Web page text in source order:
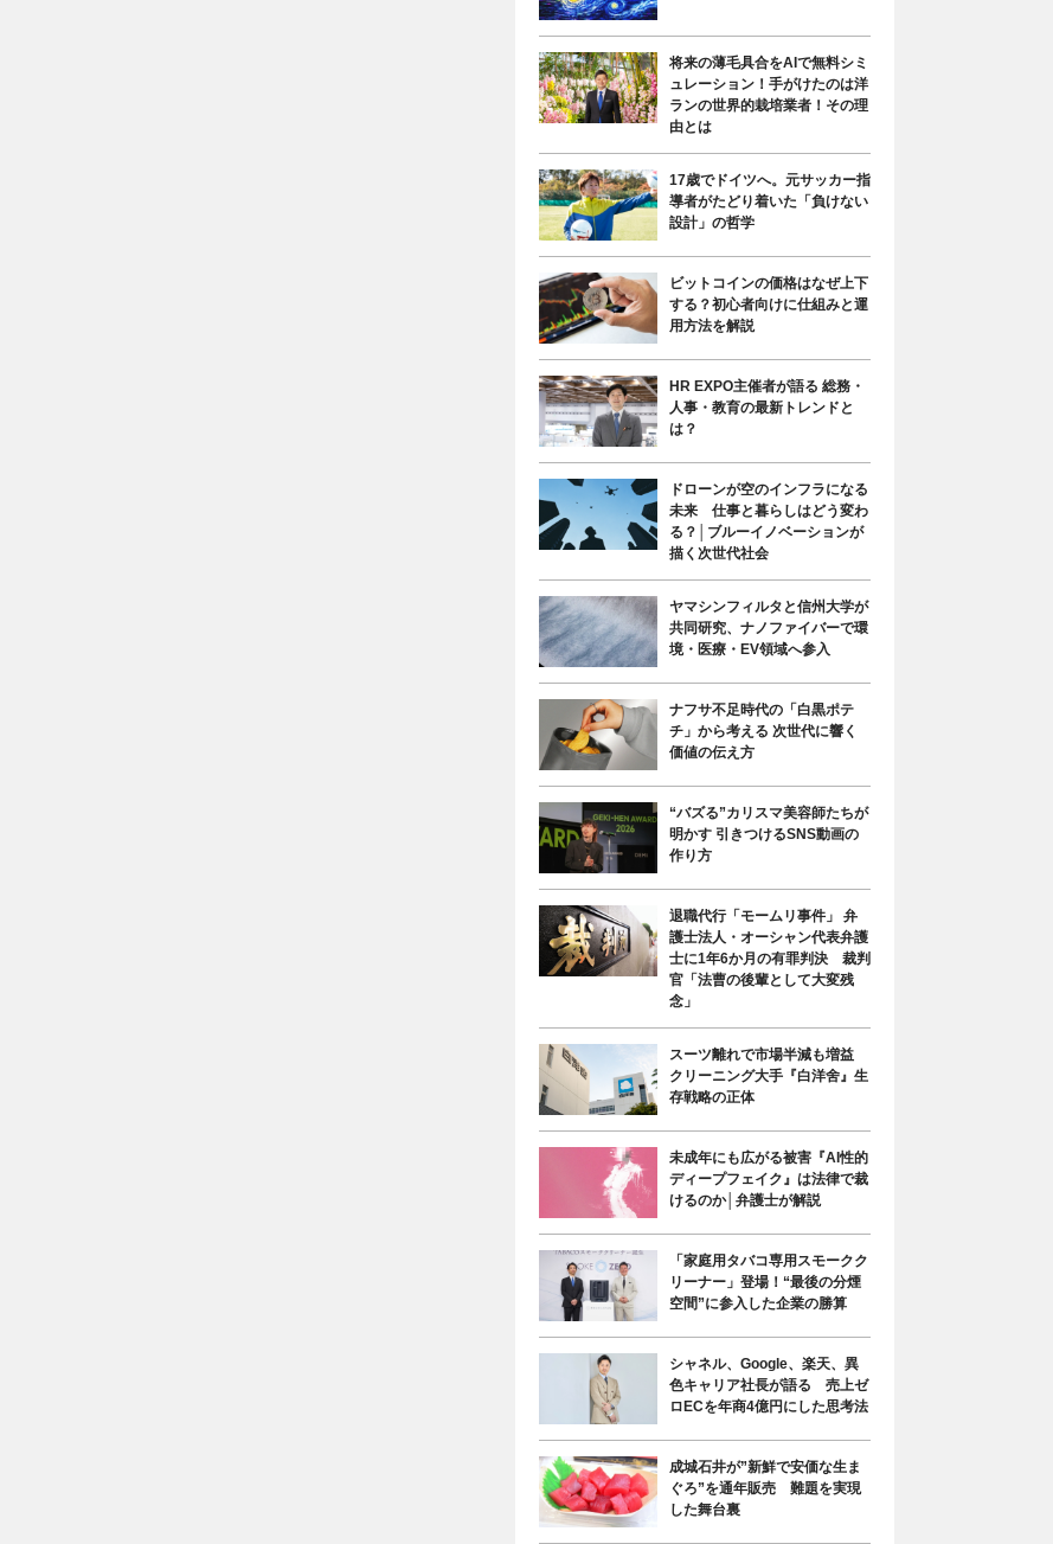
将来の薄毛具合をAIで無料シミ
ュレーション！手がけたのは洋
ランの世界的栽培業者！その理
由とは
17歳でドイツへ。元サッカー指
導者がたどり着いた「負けない
設計」の哲学
ビットコインの価格はなぜ上下
する？初心者向けに仕組みと運
用方法を解説
HR EXPO主催者が語る 総務・
人事・教育の最新トレンドと
は？
ドローンが空のインフラになる
未来 仕事と暮らしはどう変わ
る？│ブルーイノベーションが
描く次世代社会
ヤマシンフィルタと信州大学が
共同研究、ナノファイバーで環
境・医療・EV領域へ参入
ナフサ不足時代の「白黒ポテ
チ」から考える 次世代に響く
価値の伝え方
“バズる”カリスマ美容師たちが
明かす 引きつけるSNS動画の
作り方
退職代行「モームリ事件」 弁
護士法人・オーシャン代表弁護
士に1年6か月の有罪判決 裁判
官「法曹の後輩として大変残
念」
スーツ離れで市場半減も増益
クリーニング大手『白洋舍』生
存戦略の正体
未成年にも広がる被害『AI性的
ディープフェイク』は法律で裁
けるのか│弁護士が解説
「家庭用タバコ専用スモークク
リーナー」登場！“最後の分煙
空間”に参入した企業の勝算
シャネル、Google、楽天、異
色キャリア社長が語る 売上ゼ
ロECを年商4億円にした思考法
成城石井が”新鮮で安価な生ま
ぐろ”を通年販売 難題を実現
した舞台裏